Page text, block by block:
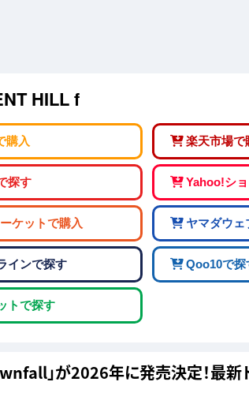
HILL f
購入 楽天市場で
探す Yahoo!シ
ケットで購入 ヤマダウェ
インで探す Qoo10で探
トで探す
」が2026年に発売決定！最新